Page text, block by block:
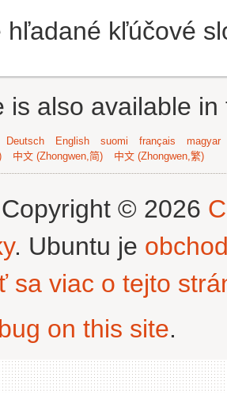
hľadané kľúčové
is also available
Deutsch English suomi français
magyar
中文 (Zhongwen,简) 中文 (Zhongwen,繁)
© 2026
. Ubuntu je
sa viac o tejto
on this site.